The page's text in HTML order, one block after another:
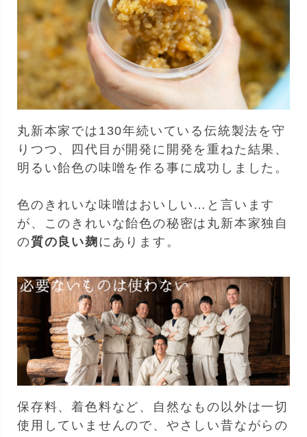
丸新本家では130年続いている伝統製法を守
りつつ、四代目が開発に開発を重ねた結果、
明るい飴色の味噌を作る事に成功しました。
色のきれいな味噌はおいしい…と言います
が、このきれいな飴色の秘密は丸新本家独自
の質の良い麹にあります。
保存料、着色料など、自然なもの以外は一切
使用していませんので、やさしい昔ながらの